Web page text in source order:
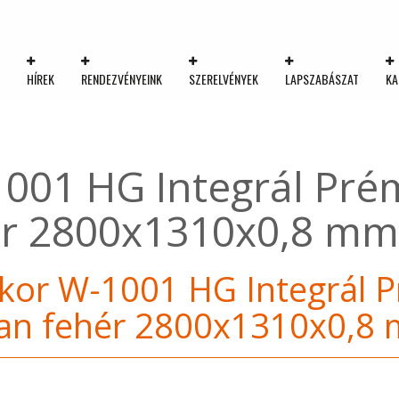
HÍREK RENDEZVÉNYEINK SZERELVÉNYEK LAPSZABÁSZAT
HG Integrál
2800x1310x0,8 mm
W-1001 HG Integrál
fehér 2800x1310x0,8